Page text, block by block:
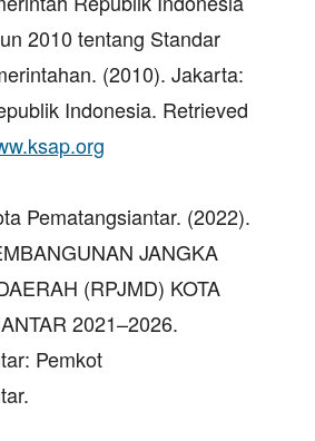
2010 tentang Standar
(2010). Jakarta:
Indonesia. Retrieved
Pematangsiantar. (2022).
JANGKA
(RPJMD) KOTA
2021–2026.
Pemkot